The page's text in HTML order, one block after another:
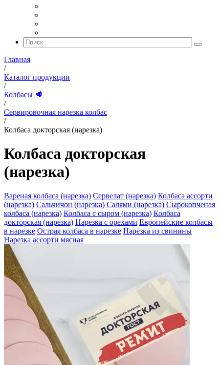
Главная
/
Каталог продукции
/
Колбасы 🥩
/
Сервировочная нарезка колбас
/
Колбаса докторская (нарезка)
Колбаса докторская
(нарезка)
Вареная колбаса (нарезка) Сервелат (нарезка) Колбаса ассорти
(нарезка) Сальчичон (нарезка) Салями (нарезка) Сырокопченая
колбаса (нарезка) Колбаса с сыром (нарезка) Колбаса
докторская (нарезка) Нарезка с орехами Европейские колбасы
в нарезке Острая колбаса в нарезке Нарезка из свинины
Нарезка ассорти мясная